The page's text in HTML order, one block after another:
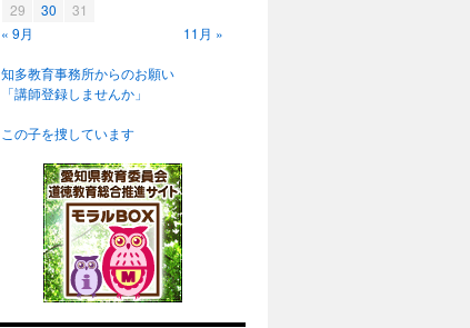
29
30
31
« 9月
11月 »
知多教育事務所からのお願い
「講師登録しませんか」
この子を捜しています